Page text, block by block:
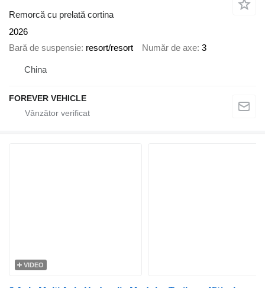
Remorcă cu prelată cortina
2026
Bară de suspensie resort/resort Număr de axe 3
China
FOREVER VEHICLE
VIDEO